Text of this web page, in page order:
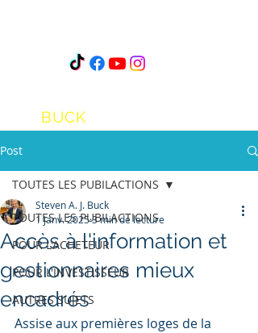
BUCK
Post
TOUTES LES PUBILACTIONS
POUR L'ACHETEUR
POUR L'INVESTISSEUR
AUTRES SUJETS
TOUTES LES PUBILACTIONS
Accès à l'information et
gestionnaires mieux
encadrés
Steven A. J. Buck
1 janv. 20253 min de lecture
Assise aux premières loges de la